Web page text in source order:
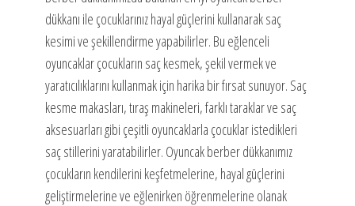
dükkanı ile çocuklarınız hayal güçlerini kullanarak saç
kesimi ve şekillendirme yapabilirler. Bu eğlenceli
oyuncaklar çocukların saç kesmek, şekil vermek ve
yaratıcılıklarını kullanmak için harika bir fırsat sunuyor. Saç
kesme makasları, tıraş makineleri, farklı taraklar ve saç
aksesuarları gibi çeşitli oyuncaklarla çocuklar istedikleri
saç stillerini yaratabilirler. Oyuncak berber dükkanımız
çocukların kendilerini keşfetmelerine, hayal güçlerini
geliştirmelerine ve eğlenirken öğrenmelerine olanak